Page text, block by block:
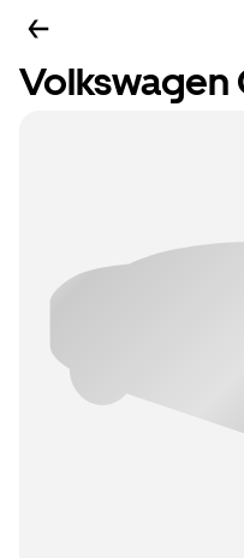
Volkswagen